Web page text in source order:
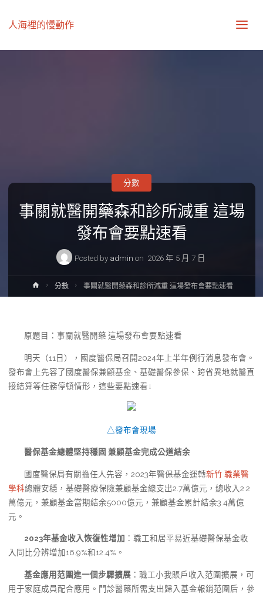
人海裡的慢動作
事關就醫開藥森和診所減重 這場
發布會要點速看
Posted by admin on 2026 年 5 月 7 日
分數
Home分數 事關就醫開藥森和診所減重 這場發布會要點速看
原題目：事關就醫開藥 這場發布會要點速看
明天（11日），國度醫保局召開2024年上半年例行消息發布會。
發布會上先容了國度醫保兼顧基金、基礎醫保參保、跨省異地就醫直
接結算等任務停頓情形，這些要點速看↓
△發布會現場
醫保基金總體堅持穩固 兼顧基金完成公道結余
國度醫保局有關擔任人先容，2023年醫保基金運轉新竹 職業醫
學科總體安穩，基礎醫療保險兼顧基金總支出2.7萬億元，總收入2.2
萬億元，兼顧基金當期結余5000億元，兼顧基金累計結余3.4萬億
元。
2023年基金收入恢復性增加 ：職工和居平易近基礎醫保基金收
入同比分辨增加16.9%和12.4%。
基金應用范圍進一個步驟擴展：職工小我賬戶收入范圍擴展，可
用于家庭成員配合應用。門診醫藥所需支出歸入基金報銷范圍后，參